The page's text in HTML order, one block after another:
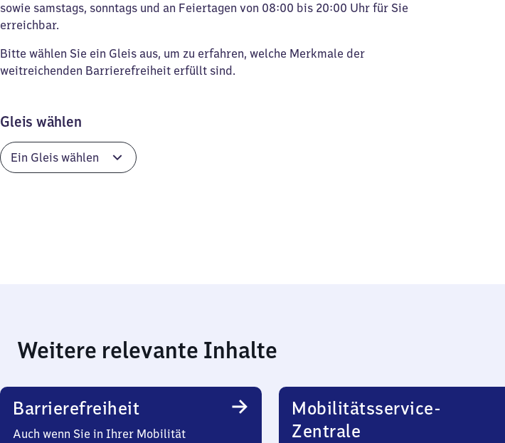
sowie samstags, sonntags und an Feiertagen von 08:00 bis 20:00 Uhr für Sie
erreichbar.
Bitte wählen Sie ein Gleis aus, um zu erfahren, welche Merkmale der
weitreichenden Barrierefreiheit erfüllt sind.
Gleis wählen
Weitere relevante Inhalte
Barrierefreiheit
Auch wenn Sie in Ihrer Mobilität
Mobilitätsservice-
Zentrale